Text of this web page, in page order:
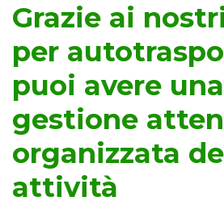
Grazie ai
per
puoi avere una
gestione
organizzata
attività